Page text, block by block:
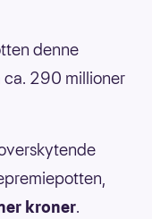
denne
ca. 290 millioner
kroner.